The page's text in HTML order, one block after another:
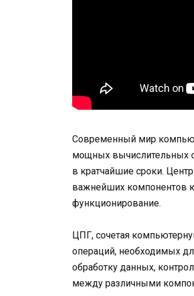
Современный мир
мощных вычислительных
в кратчайшие сроки.
важнейших компонентов
функционирование.
ЦПГ, сочетая
операций, необходимых
обработку данных,
между различными